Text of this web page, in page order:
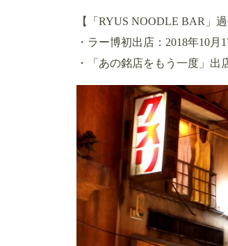
【「RYUS NOODLE BAR」
・ラー博初出店：2018年10月
・「あの銘店をもう一度」出